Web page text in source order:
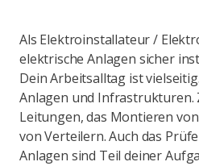
Als Elektroinstallateur /
elektrische Anlagen sicher
Dein Arbeitsalltag ist
Anlagen und Infrastrukturen.
Leitungen, das Montieren
von Verteilern. Auch das
Anlagen sind Teil deiner